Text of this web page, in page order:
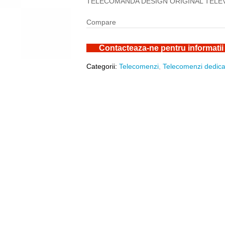
Compare
Contacteaza-ne pentru informatii
Categorii:Telecomenzi ,Telecomenzi